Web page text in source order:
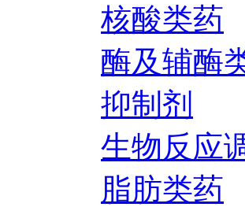
核酸类药
酶及辅酶
抑制剂
生物反应
脂肪类药